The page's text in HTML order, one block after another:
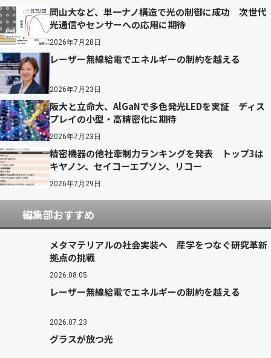
岡山大など、単一ナノ構造で光の制御に成功 次世代
光通信やセンサーへの応用に期待
2026年7月28日
レーザー無線給電でエネルギーの制約を越える
2026年7月23日
阪大と立命大、AlGaNで多色発光LEDを実証 ディス
プレイの小型・高精密化に期待
2026年7月23日
精密機器の他社牽制力ランキングを発表 トップ3は
キヤノン、セイコーエプソン、リコー
2026年7月29日
編集部おすすめ
メタマテリアルの社会実装へ 産学をつなぐ研究革新
拠点の挑戦
2026.08.05
レーザー無線給電でエネルギーの制約を越える
2026.07.23
グラスが放つ光